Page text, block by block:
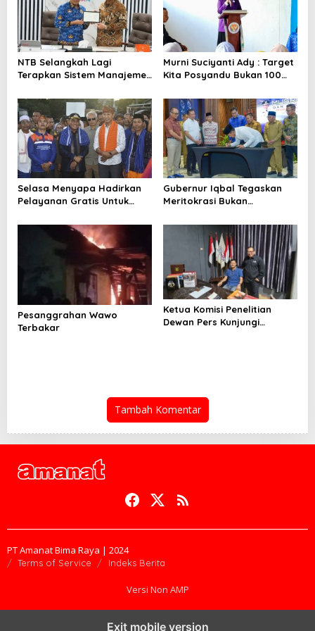
i
p
o
s
NTB Selangkah Lagi
Terapkan Sistem Manajemen
Murni Suciyanti Ady : Target
Kita Posyandu Bukan 100
Persen Berfungsi
Selasa Menyapa Hadirkan
Pelayanan Gratis Untuk
Gubernur Iqbal Tegaskan
Meritokrasi Bukan
Pesanggrahan Wawo
Terbakar
Ketua Komisi Penelitian
Dewan Pers Kunjungi
Tambah Komentar
PT Amanat Bima Raya | 2024
Terms of Service Indeks Berita
Versi Non AMP
Exit mobile version